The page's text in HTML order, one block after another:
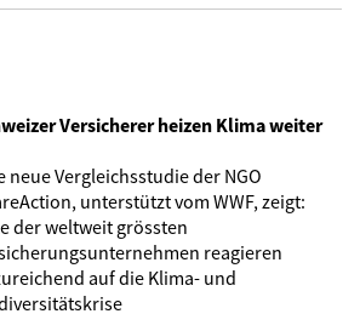
Versicherer heizen Klima weiter
neue Vergleichsstudie der NGO
unterstützt vom WWF, zeigt:
der weltweit grössten
reagieren
auf die Klima- und